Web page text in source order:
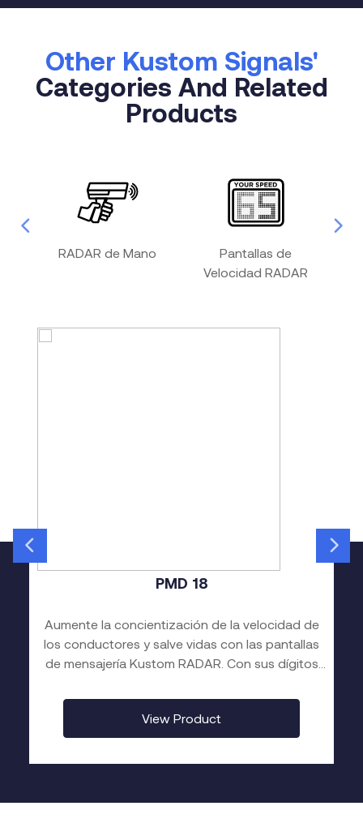
Other Kustom Signals'
Categories And Related
Products
RADAR de Mano
Pantallas de
Velocidad RADAR
PMD 18
Aumente la concientización de la velocidad de
los conductores y salve vidas con las pantallas
de mensajería Kustom RADAR. Con sus dígitos
de alta visibilidad y se puede fijar a casi cualquier
poste.
View Product